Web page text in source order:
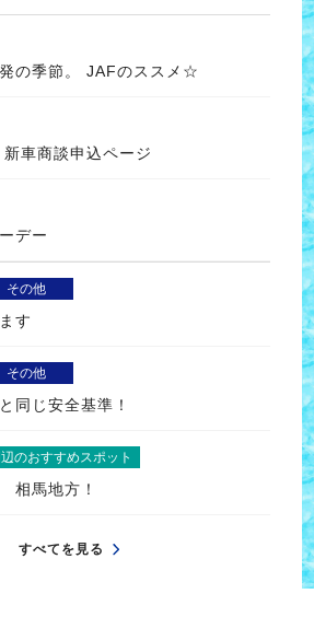
の季節。 JAFのススメ☆
車商談申込ページ
デー
その他
す
その他
同じ安全基準！
のおすすめスポット
相馬地方！
すべてを見る